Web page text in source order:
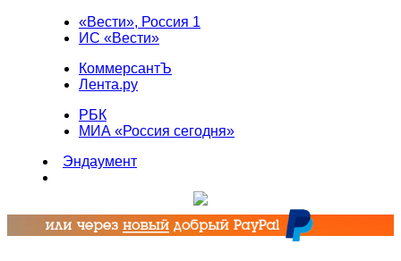
«Вести», Россия 1
ИС «Вести»
КоммерсантЪ
Лента.ру
РБК
МИА «Россия сегодня»
Эндаумент